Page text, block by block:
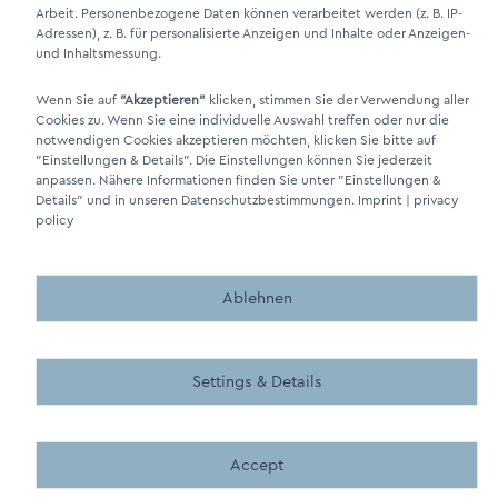
DINO Dampferzeuger GmbH - Electric steam generators "Made in
Germany" 2026
Made by BergMedia - Magento2 Design und Entwicklung aus
Arbeit. Personenbezogene Daten können verarbeitet werden (z. B. IP-
Adressen), z. B. für personalisierte Anzeigen und Inhalte oder Anzeigen-
und Inhaltsmessung.
Wenn Sie auf "Akzeptieren" klicken, stimmen Sie der Verwendung aller
Cookies zu. Wenn Sie eine individuelle Auswahl treffen oder nur die
notwendigen Cookies akzeptieren möchten, klicken Sie bitte auf
"Einstellungen & Details". Die Einstellungen können Sie jederzeit
anpassen. Nähere Informationen finden Sie unter "Einstellungen &
Details" und in unseren Datenschutzbestimmungen. Imprint | privacy
policy
Ablehnen
Settings & Details
Accept